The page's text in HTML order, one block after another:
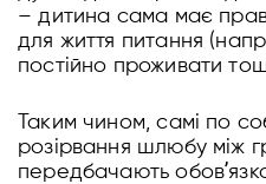
– дитина сама має
для життя питання
постійно проживати
Таким чином, самі по
розірвання шлюбу між
передбачають